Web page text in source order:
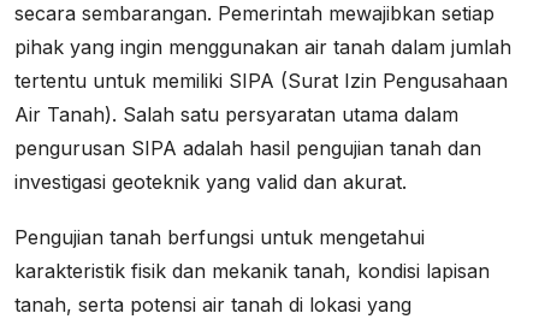
secara sembarangan. Pemerintah mewajibkan setiap
pihak yang ingin menggunakan air tanah dalam jumlah
tertentu untuk memiliki SIPA (Surat Izin Pengusahaan
Air Tanah). Salah satu persyaratan utama dalam
pengurusan SIPA adalah hasil pengujian tanah dan
investigasi geoteknik yang valid dan akurat.
Pengujian tanah berfungsi untuk mengetahui
karakteristik fisik dan mekanik tanah, kondisi lapisan
tanah, serta potensi air tanah di lokasi yang